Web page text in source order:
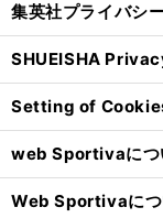
集英社プライバシ
SHUEISHA
Setting of
web Sportivaにつ
Web Sportivaにつ